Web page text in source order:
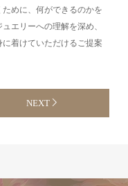
めに、何ができるのかを
エリーへの理解を深め、
着けていただけるご提案
NEXT